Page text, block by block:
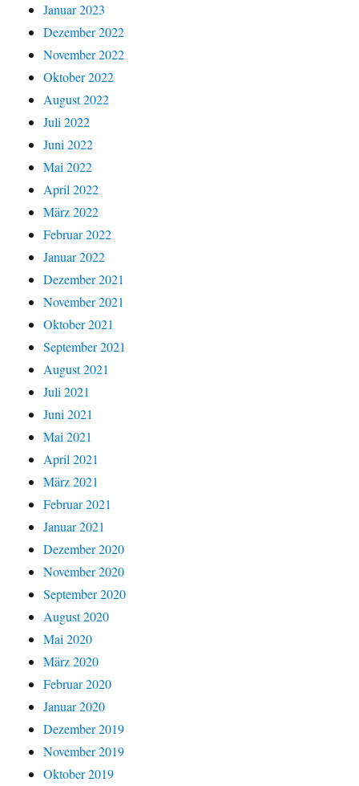
Januar 2023
Dezember 2022
November 2022
Oktober 2022
August 2022
Juli 2022
Juni 2022
Mai 2022
April 2022
März 2022
Februar 2022
Januar 2022
Dezember 2021
November 2021
Oktober 2021
September 2021
August 2021
Juli 2021
Juni 2021
Mai 2021
April 2021
März 2021
Februar 2021
Januar 2021
Dezember 2020
November 2020
September 2020
August 2020
Mai 2020
März 2020
Februar 2020
Januar 2020
Dezember 2019
November 2019
Oktober 2019